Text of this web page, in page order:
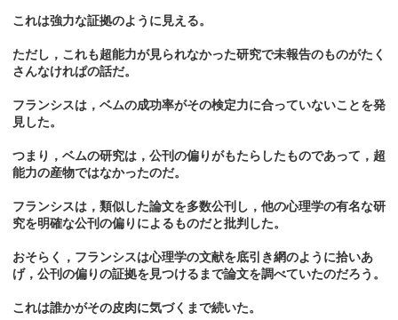
これは強力な証拠のように見える。
ただし，これも超能力が見られなかった研究で未報告のものがたく
さんなけれぱの話だ。
フランシスは，ベムの成功率がその検定力に合っていないことを発
見した。
つまり，ベムの研究は，公刊の偏りがもたらしたものであって，超
能力の産物ではなかったのだ。
フランシスは，類似した論文を多数公刊し，他の心理学の有名な研
究を明確な公刊の偏りによるものだと批判した。
おそらく，フランシスは心理学の文献を底引き網のように拾いあ
げ，公刊の偏りの証拠を見つけるまで論文を調べていたのだろう。
これは誰かがその皮肉に気づくまで続いた。